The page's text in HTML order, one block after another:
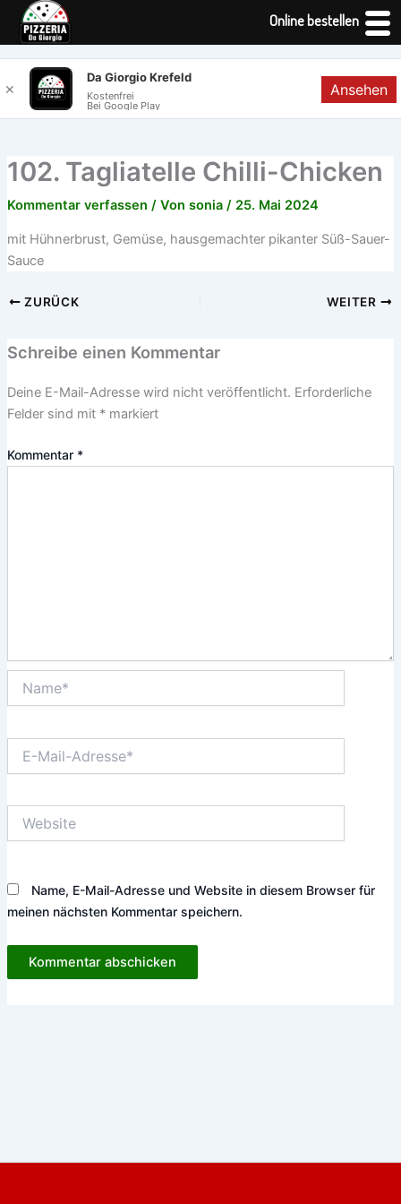
Inhalt
springen
102. Tagliatelle Chilli-Chicken
Kommentar verfassen / Von sonia / 25. Mai 2024
mit Hühnerbrust, Gemüse, hausgemachter pikanter Süß-Sauer-
Sauce
ZURÜCK WEITER
Schreibe einen Kommentar
Deine E-Mail-Adresse wird nicht veröffentlicht. Erforderliche
Felder sind mit *markiert
Kommentar *
Mail-
Name, E-Mail-Adresse und Website in diesem Browser für
meinen nächsten Kommentar speichern.
Online bestellen
✕
Da Giorgio Krefeld
Kostenfrei
Bei Google Play
Ansehen